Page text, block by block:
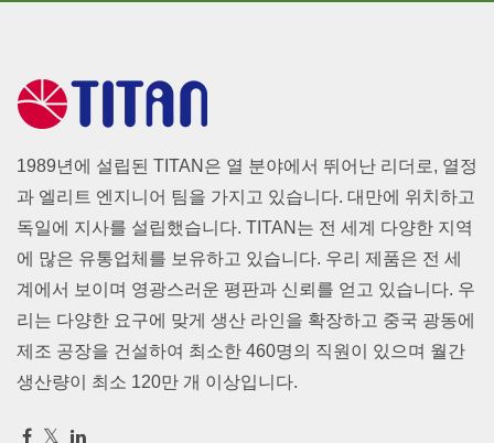
1989년에 설립된 TITAN은 열 분야에서 뛰어난 리더로, 열정
과 엘리트 엔지니어 팀을 가지고 있습니다. 대만에 위치하고
독일에 지사를 설립했습니다. TITAN는 전 세계 다양한 지역
에 많은 유통업체를 보유하고 있습니다. 우리 제품은 전 세
계에서 보이며 영광스러운 평판과 신뢰를 얻고 있습니다. 우
리는 다양한 요구에 맞게 생산 라인을 확장하고 중국 광동에
제조 공장을 건설하여 최소한 460명의 직원이 있으며 월간
생산량이 최소 120만 개 이상입니다.